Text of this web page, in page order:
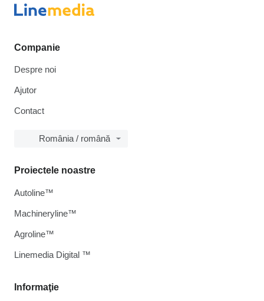
Companie
Despre noi
Ajutor
Contact
România / română
Informaţie
Proiectele noastre
Autoline™
Machineryline™
Agroline™
Linemedia Digital ™